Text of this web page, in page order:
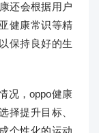
还会根据用户
健康常识等精
保持良好的生
况，oppo健康
择提升目标、
个性化的运动